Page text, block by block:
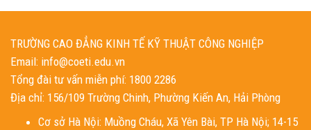
TRƯỜNG CAO ĐẲNG KINH TẾ KỸ THUẬT CÔNG NGHIỆP
Email: info@coeti.edu.vn
Tổng đài tư vấn miễn phí: 1800 2286
Địa chỉ: 156/109 Trường Chinh, Phường Kiến An, Hải Phòng
Cơ sở Hà Nội: Muồng Cháu, Xã Yên Bài, TP Hà Nội; 14-15